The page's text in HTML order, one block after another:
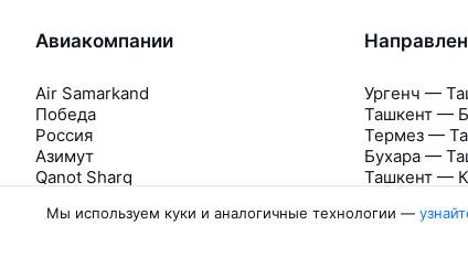
Авиакомпании
Air Samarkand
Победа
Россия
Азимут
Qanot Sharq
Ургенч —
Ташкент —
Термез —
Бухара —
Ташкент —
Мы используем куки и аналогичные технологии —